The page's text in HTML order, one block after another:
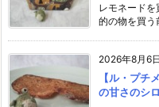
レモネード
的の物を買う
2026年8月6日
【ル・プチ
の甘さのシ